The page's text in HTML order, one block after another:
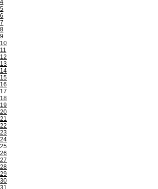
4
5
6
7
8
9
10
11
12
13
14
15
16
17
18
19
20
21
22
23
24
25
26
27
28
29
30
31